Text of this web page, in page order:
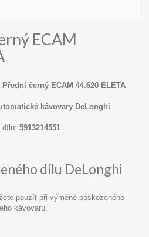
ECAM
Přední černý ECAM 44.620 ELETA
kávovary DeLonghi
dílu: 5913214551
dílu DeLonghi
použít při výměně poškozeného
kávovaru.